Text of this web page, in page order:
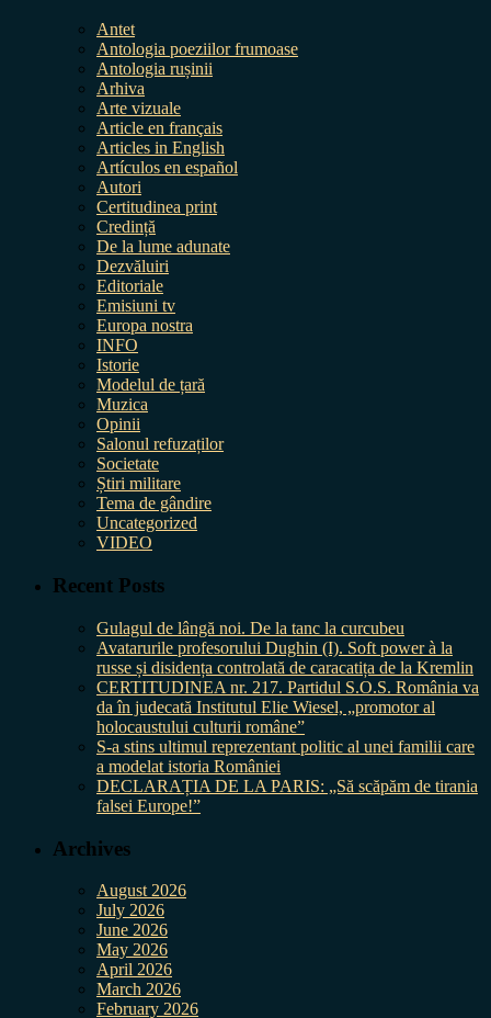
Antet
Antologia poeziilor frumoase
Antologia rușinii
Arhiva
Arte vizuale
Article en français
Articles in English
Artículos en español
Autori
Certitudinea print
Credință
De la lume adunate
Dezvăluiri
Editoriale
Emisiuni tv
Europa nostra
INFO
Istorie
Modelul de țară
Muzica
Opinii
Salonul refuzaților
Societate
Știri militare
Tema de gândire
Uncategorized
VIDEO
Recent Posts
Gulagul de lângă noi. De la tanc la curcubeu
Avatarurile profesorului Dughin (I). Soft power à la
russe și disidența controlată de caracatița de la Kremlin
CERTITUDINEA nr. 217. Partidul S.O.S. România va
da în judecată Institutul Elie Wiesel, „promotor al
holocaustului culturii române”
S-a stins ultimul reprezentant politic al unei familii care
a modelat istoria României
DECLARAȚIA DE LA PARIS: „Să scăpăm de tirania
falsei Europe!”
Archives
August 2026
July 2026
June 2026
May 2026
April 2026
March 2026
February 2026